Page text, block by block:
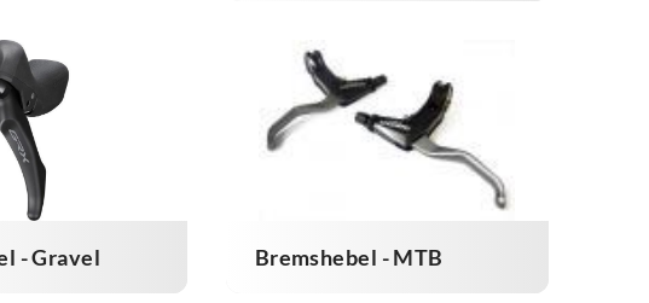
- Gravel Bremshebel - MTB